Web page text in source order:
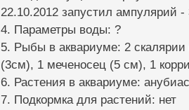
22.10.2012 запустил ампулярий
4. Параметры воды: ?
5. Рыбы в аквариуме: 2
(3см), 1 меченосец (5 см), 1
6. Растения в аквариуме:
7. Подкормка для растений: нет